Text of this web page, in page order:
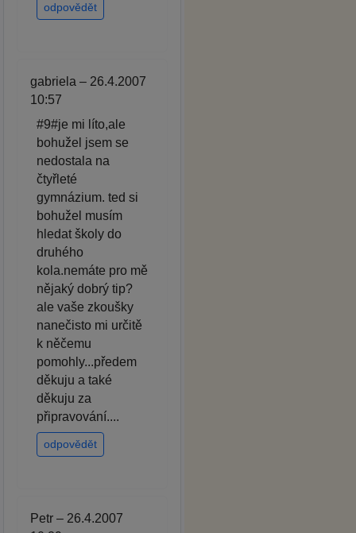
odpovědět
gabriela – 26.4.2007
10:57
#9#je mi líto,ale
bohužel jsem se
nedostala na
čtyřleté
gymnázium. ted si
bohužel musím
hledat školy do
druhého
kola.nemáte pro mě
nějaký dobrý tip?
ale vaše zkoušky
nanečisto mi určitě
k něčemu
pomohly...předem
děkuju a také
děkuju za
připravování....
odpovědět
Petr – 26.4.2007